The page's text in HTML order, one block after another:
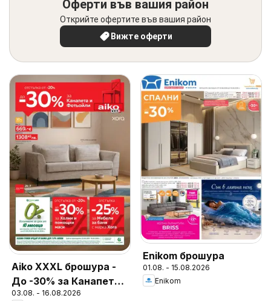
Оферти във вашия район
Открийте офертите във вашия район
Вижте оферти
Aiko XXXL брошура -
До -30% за Канапета
и Фотьойли
03.08. - 16.08.2026
Enikom брошура
01.08. - 15.08.2026
Enikom